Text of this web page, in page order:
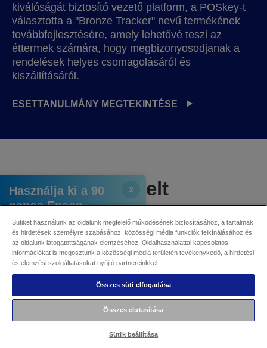
kiválóságát biztosító vezető platform, a POSkey-t
választotta a "Bronze Tracker" nevű termékének
továbbfejlesztésére, amely lehetővé teszi az
éttermek számára, hogy megbizonyosodjanak a
rendelések helyes csomagolásáról és
kiszállításáról.
ESETTANULMÁNY MEGTEKINTÉSE
Gyakran ismételt
kérdések
Mi az Epson POSKey?
Hogyan biztosítja az Epson
x
Használja ki a 90
napos Epson
POSKey
próbaidőszakot
Iratkozzon fel a 90
napos próbaverzióra
Sütiket használunk az oldalunk megfelelő működésének biztosításához, a tartalmak
és hirdetések személyre szabásához, közösségi média funkciók felkínálásához és
az oldalunk látogatottságának elemzéséhez. Oldalhasználattal kapcsolatos
információkat is megosztunk a közösségi média területén tevékenykedő, a hirdetési
és elemzési szolgáltatásokat nyújtó partnereinkkel.
Összes süti elfogadása
Összes elutasítása
Sütik beállítása